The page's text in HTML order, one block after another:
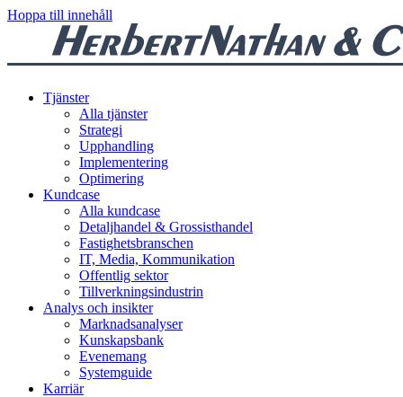
Hoppa till innehåll
Tjänster
Alla tjänster
Strategi
Upphandling
Implementering
Optimering
Kundcase
Alla kundcase
Detaljhandel & Grossisthandel
Fastighetsbranschen
IT, Media, Kommunikation
Offentlig sektor
Tillverkningsindustrin
Analys och insikter
Marknadsanalyser
Kunskapsbank
Evenemang
Systemguide
Karriär